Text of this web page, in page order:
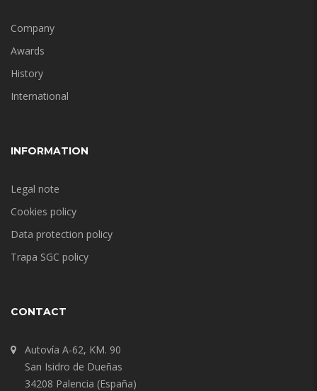
Company
Awards
History
International
INFORMATION
Legal note
Cookies policy
Data protection policy
Trapa SGC policy
CONTACT
Autovía A-62, KM. 90
San Isidro de Dueñas
34208 Palencia (España)